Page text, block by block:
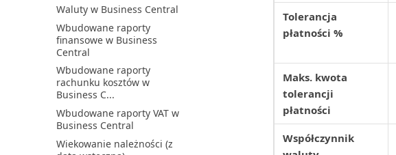
Waluty w Business Central
Wbudowane raporty
finansowe w Business
Central
Wbudowane raporty
rachunku kosztów w
Business C...
Wbudowane raporty VAT w
Business Central
Wiekowanie należności (z
Tolerancja
płatności %
Maks. kwota
tolerancji
płatności
Współczynnik